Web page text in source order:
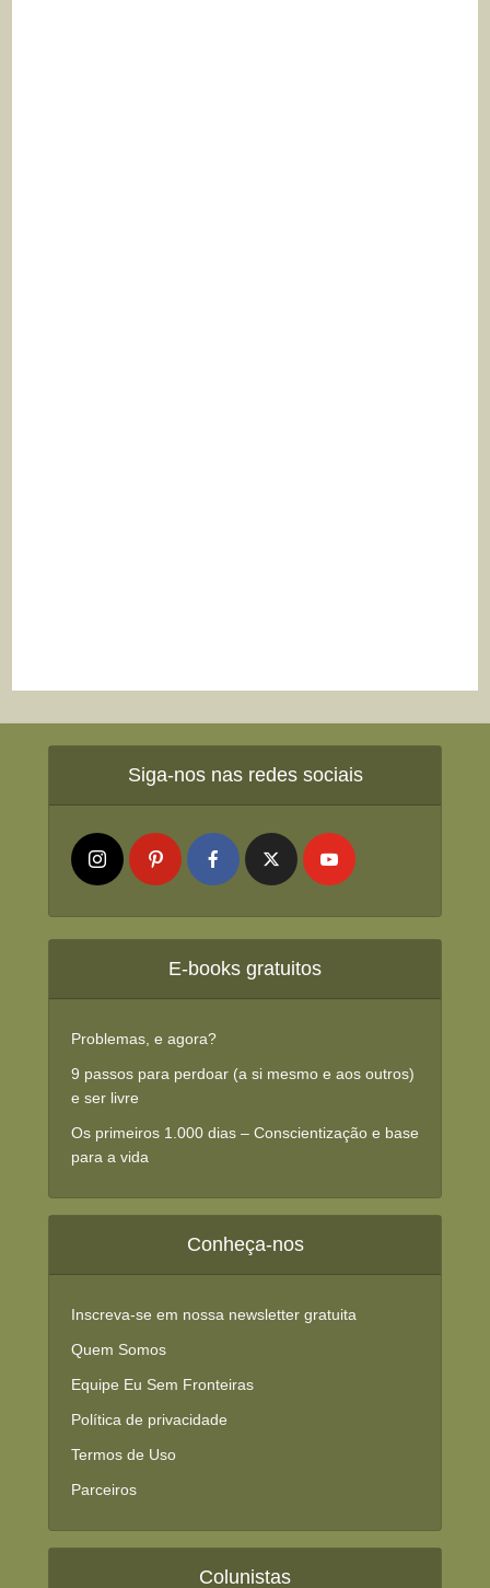
Siga-nos nas redes sociais
E-books gratuitos
Problemas, e agora?
9 passos para perdoar (a si mesmo e aos outros)
e ser livre
Os primeiros 1.000 dias – Conscientização e base
para a vida
Conheça-nos
Inscreva-se em nossa newsletter gratuita
Quem Somos
Equipe Eu Sem Fronteiras
Política de privacidade
Termos de Uso
Parceiros
Colunistas